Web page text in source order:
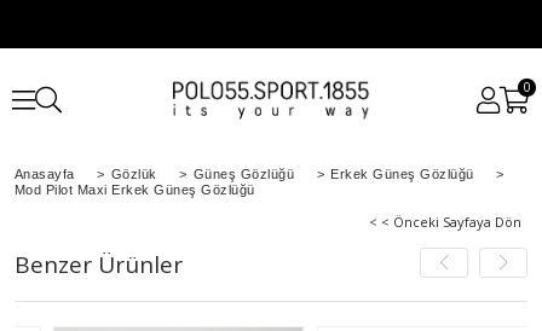
0
Anasayfa > Gözlük > Güneş Gözlüğü > Erkek Güneş Gözlüğü
>
Mod Pilot Maxi Erkek Güneş Gözlüğü
< < Önceki Sayfaya Dön
Benzer Ürünler